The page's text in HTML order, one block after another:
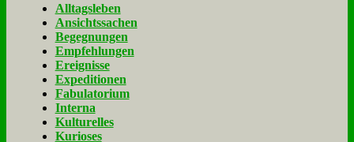
Alltagsleben
Ansichtssachen
Begegnungen
Empfehlungen
Ereignisse
Expeditionen
Fabulatorium
Interna
Kulturelles
Kurioses